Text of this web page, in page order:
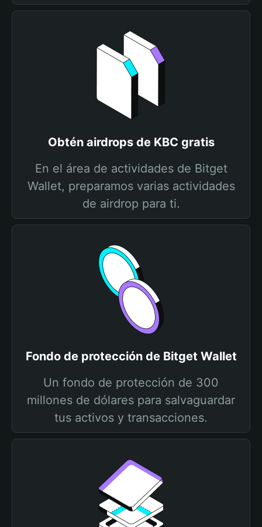
Obtén airdrops de KBC gratis
En el área de actividades de Bitget
Wallet, preparamos varias actividades
de airdrop para ti.
Fondo de protección de Bitget Wallet
Un fondo de protección de 300
millones de dólares para salvaguardar
tus activos y transacciones.